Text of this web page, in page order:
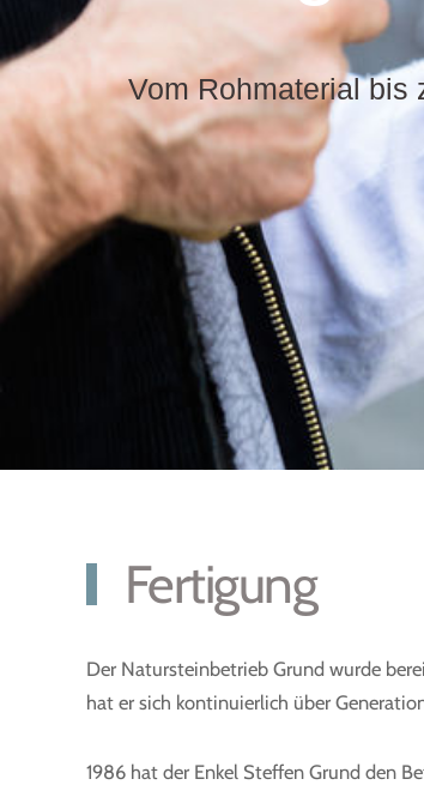
Vom Rohmaterial bis
Fertigung
Der Natursteinbetrieb Grund wurde
hat er sich kontinuierlich über
1986 hat der Enkel Steffen Grund den